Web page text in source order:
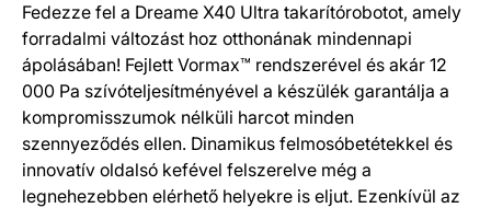
Termék részletek
Fedezze fel a Dreame X40 Ultra takarítórobotot, amely
forradalmi változást hoz otthonának mindennapi
ápolásában! Fejlett Vormax™ rendszerével és akár 12
000 Pa szívóteljesítményével a készülék garantálja a
kompromisszumok nélküli harcot minden
szennyeződés ellen. Dinamikus felmosóbetétekkel és
innovatív oldalsó kefével felszerelve még a
legnehezebben elérhető helyekre is eljut. Ezenkívül az